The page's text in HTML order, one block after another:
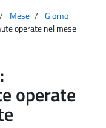
Mese
Giorno
operate nel mese
operate